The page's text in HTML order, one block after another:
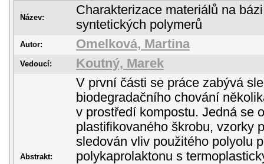
Název:
Charakterizace materiálů na
syntetických polymerů
Autor: Omelková, Martina
Vedoucí: Koutný, Marek
Abstrakt:
V první části se práce zabývá
biodegradačního chování
v prostředí kompostu. Jedná se
plastifikovaného škrobu, vzorky
sledován vliv použitého polyolu
polykaprolaktonu s